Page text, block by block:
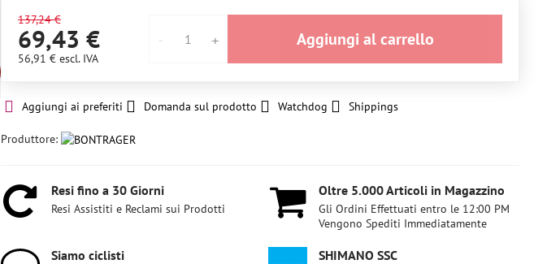
137,24 €
69,43 €
56,91 € escl. IVA
Aggiungi al carrello
Aggiungi ai preferiti Domanda sul prodotto Watchdog Shippings
Produttore:
Resi fino a 30 Giorni
Resi Assistiti e Reclami sui Prodotti
Oltre 5​.000 Articoli in Magazzino
Gli Ordini Effettuati entro le 12:00 PM
Vengono Spediti Immediatamente
Siamo ciclisti SHIMANO SSC